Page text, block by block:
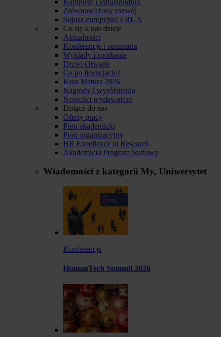
Zrównoważony rozwój
Sojusz europejski ERUA
Co się u nas dzieje
Aktualności
Konferencje i seminaria
Wykłady i spotkania
Drzwi Otwarte
Co po licencjacie?
Kurs Matura 2026
Nagrody i wyróżnienia
Nowości wydawnicze
Dołącz do nas
Oferty pracy
Pion akademicki
Pion organizacyjny
HR Excellence in Research
Akademicki Program Stażowy
Wiadomości z kategorii My, Uniwersytet
Konferencje
HumanTech Summit 2026